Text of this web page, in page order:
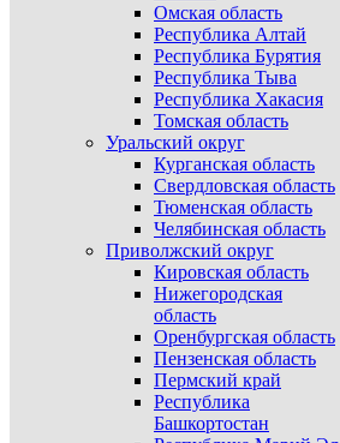
Омская область
Республика Алтай
Республика Бурятия
Республика Тыва
Республика Хакасия
Томская область
Уральский округ
Курганская область
Свердловская область
Тюменская область
Челябинская область
Приволжский округ
Кировская область
Нижегородская
область
Оренбургская область
Пензенская область
Пермский край
Республика
Башкортостан